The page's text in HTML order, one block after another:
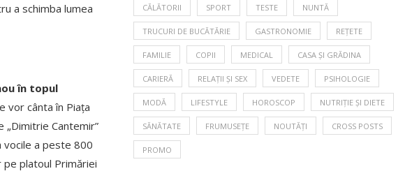
a schimba lumea
în topul
vor cânta în Piața
„Dimitrie Cantemir”
vocile a peste 800
platoul Primăriei
CĂLĂTORII SPORT TESTE NUNTĂ
TRUCURI DE BUCĂTĂRIE GASTRONOMIE REȚETE
FAMILIE COPII MEDICAL CASA ȘI GRĂDINA
CARIERĂ RELAȚII ȘI SEX VEDETE PSIHOLOGIE
MODĂ LIFESTYLE HOROSCOP NUTRIȚIE ȘI DIETE
SĂNĂTATE FRUMUSEȚE NOUTĂȚI CROSS POSTS
PROMO